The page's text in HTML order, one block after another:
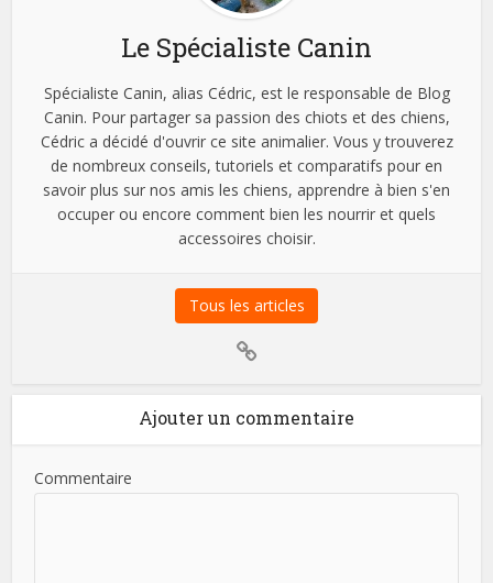
Le Spécialiste Canin
Spécialiste Canin, alias Cédric, est le responsable de Blog
Canin. Pour partager sa passion des chiots et des chiens,
Cédric a décidé d'ouvrir ce site animalier. Vous y trouverez
de nombreux conseils, tutoriels et comparatifs pour en
savoir plus sur nos amis les chiens, apprendre à bien s'en
occuper ou encore comment bien les nourrir et quels
accessoires choisir.
Tous les articles
Ajouter un commentaire
Commentaire